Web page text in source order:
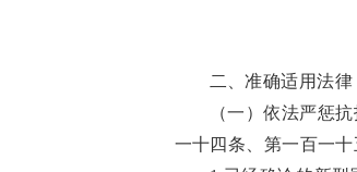
二、准确适用法
（一）依法严惩
一十四条、第一百一十